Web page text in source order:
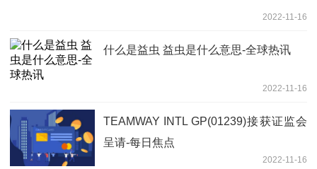
2022-11-16
什么是益虫 益虫是什么意思-全球热讯
2022-11-16
TEAMWAY INTL GP(01239)接获证监会
呈请-每日焦点
2022-11-16